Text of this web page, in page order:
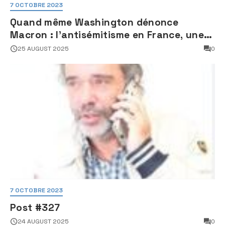
7 OCTOBRE 2023
Quand même Washington dénonce
Macron : l’antisémitisme en France, une
faillite d’État
25 AUGUST 2025 0
7 OCTOBRE 2023
Post #327
24 AUGUST 2025 0